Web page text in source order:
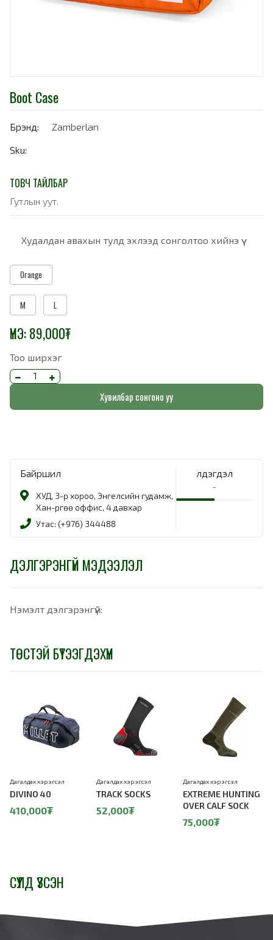
Boot Case
Брэнд:
Zamberlan
Sku:
ТОВЧ ТАЙЛБАР
Гутлын уут.
Худалдан авахын тулд эхлээд сонголтоо хийнэ үү
Orange
M L
ҮНЭ:89,000₮
Тоо ширхэг
Хувилбар сонгоно уу
Байршил
ХУД, 3-р хороо, Энгелсийн гудамж,
Хан-Өргөө оффис, 4 давхар
Утас: (+976) 344488
Үлдэгдэл
-
ДЭЛГЭРЭНГҮЙ МЭДЭЭЛЭЛ
Нэмэлт дэлгэрэнгүй:
ТӨСТЭЙ БҮТЭЭГДЭХҮҮН
DIVINO 40
Дагалдах хэрэгсэл
410,000₮
TRACK SOCKS
Дагалдах хэрэгсэл
52,000₮
EXTREME HUNTING
OVER CALF SOCK
Дагалдах хэрэгсэл
75,000₮
СҮҮЛД ҮЗСЭН